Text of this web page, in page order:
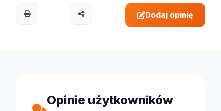
Dodaj opinię
Opinie użytkowników